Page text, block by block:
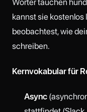
kannst sie
beobachtest, wie
schreiben.
Kernvokabular für
Async